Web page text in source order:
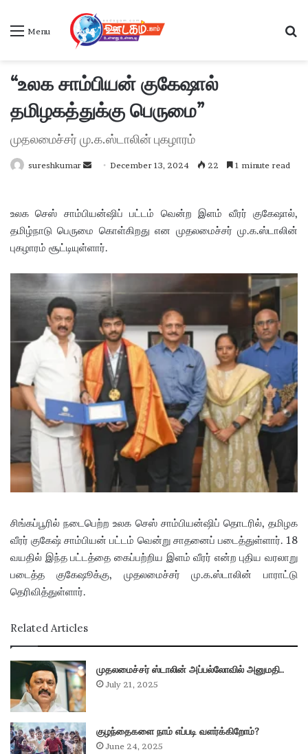
Menu
“உலக சாம்பியன் குகேஷால்
தமிழகத்துக்கு பெருமை”
முதலமைச்சர் மு.க.ஸ்டாலின் புகழாரம்
sureshkumar
d
a
n
a
December 13, 2024 22 1 minute read
உலக செஸ் சாம்பியன்ஷிப் பட்டம் வென்ற இளம் வீரர் குகேஷால்,
தமிழ்நாடு பெருமை கொள்கிறது என முதலமைச்சர் மு.க.ஸ்டாலின்
புகழாரம் சூட்டியுள்ளார்.
சிங்கப்பூரில் நடைபெற்ற உலக செஸ் சாம்பியன்ஷிப் தொடரில், தமிழக
வீரர் குகேஷ் சாம்பியன் பட்டம் வென்று சாதனைப் படைத்துள்ளார். 18
வயதில் இந்த பட்டத்தை கைப்பற்றிய இளம் வீரர் என்ற புதிய வரலாறு
படைத்த குகேஷூக்கு, முதலமைச்சர் மு.க.ஸ்டாலின் பாராட்டு
தெரிவித்துள்ளார்.
Related Articles
முதலமைச்சர் ஸ்டாலின் அப்பல்லோவில் அனுமதி..
July 21, 2025
குழந்தைகளை நாம் எப்படி வளர்க்கிறோம்?
June 24, 2025